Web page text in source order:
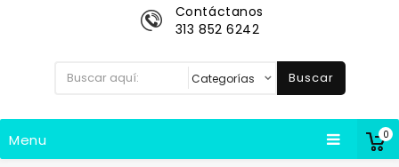
0
Contáctanos
313 852 6242
Buscar
Menu